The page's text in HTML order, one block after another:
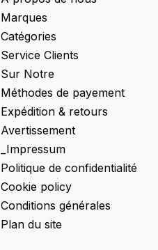
Marques
Catégories
Service Clients
Sur Notre
Méthodes de payement
Expédition & retours
Avertissement
_Impressum
Politique de confidentialité
Cookie policy
Conditions générales
Plan du site